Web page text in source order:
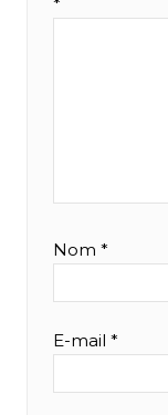
*
Nom *
E-mail *